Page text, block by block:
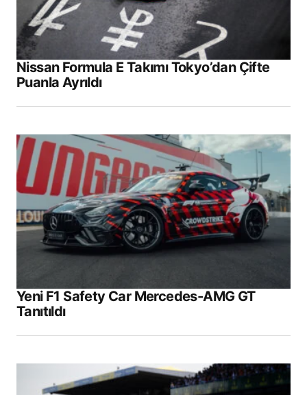
Nissan Formula E Takımı Tokyo’dan Çifte
Puanla Ayrıldı
Yeni F1 Safety Car Mercedes-AMG GT
Tanıtıldı